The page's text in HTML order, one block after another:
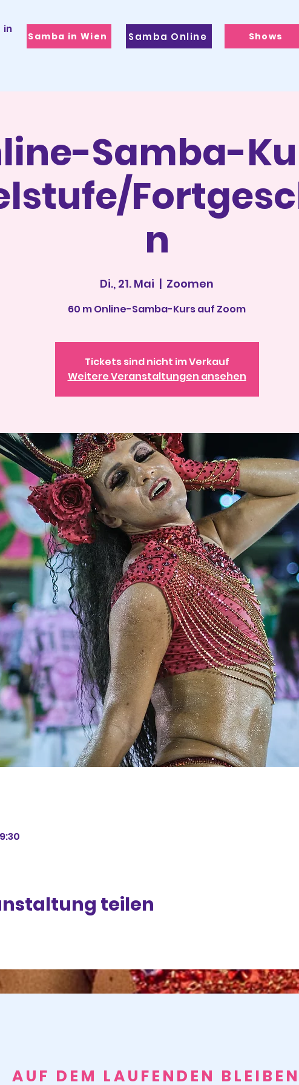
in
Samba in Wien Samba Online Shows
Samba-
n
Di., 21. Mai
  |
Zoomen
60 m Online-Samba-Kurs auf Zoom
Tickets sind nicht im Verkauf
Weitere Veranstaltungen ansehen
teilen
AUF DEM LAUFENDEN BLEIBEN